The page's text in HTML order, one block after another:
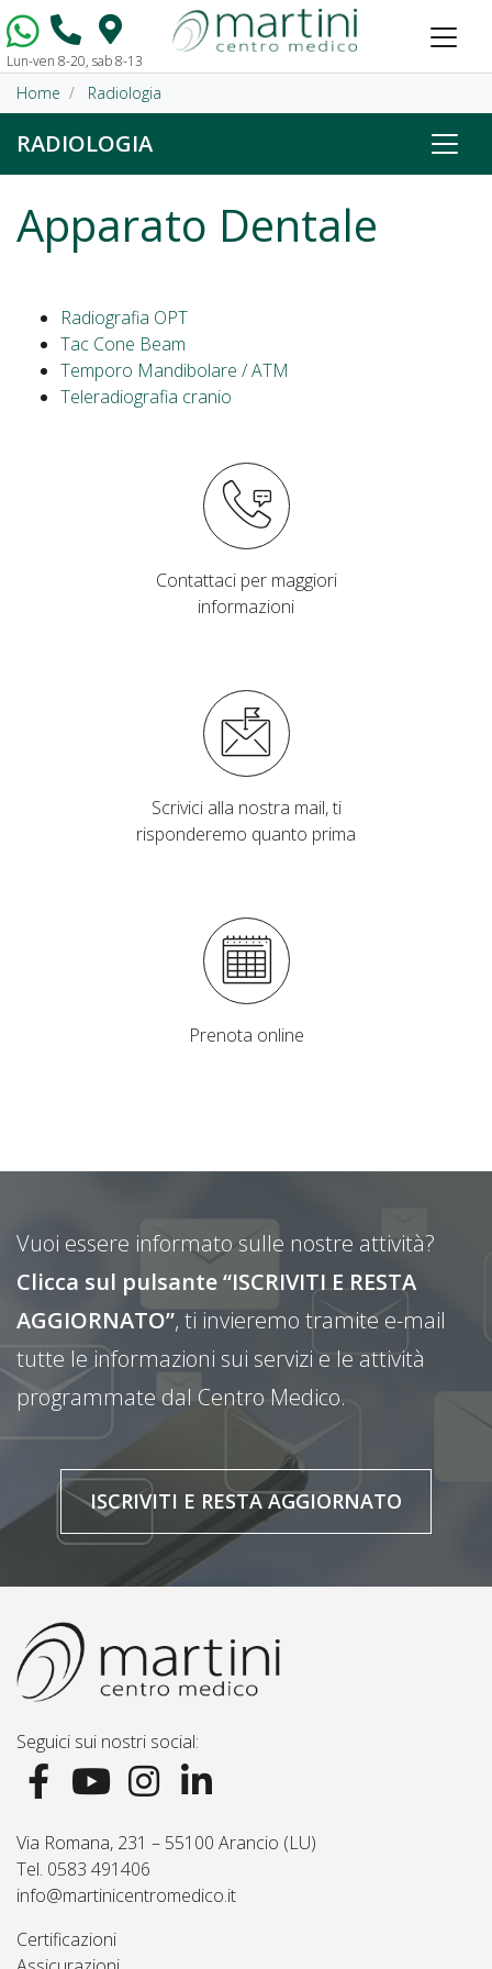
Vai al contenuto
Lun-ven 8-20, sab 8-13
Home Radiologia
RADIOLOGIA
Apparato Dentale
Radiografia OPT
Tac Cone Beam
Temporo Mandibolare / ATM
Teleradiografia cranio
Contattaci per maggiori
informazioni
Scrivici alla nostra mail, ti
risponderemo quanto prima
Prenota online
Vuoi essere informato sulle nostre attività?
Clicca sul pulsante “ISCRIVITI E RESTA
AGGIORNATO”, ti invieremo tramite e-mail
tutte le informazioni sui servizi e le attività
programmate dal Centro Medico.
ISCRIVITI E RESTA AGGIORNATO
Seguici sui nostri social:
Via Romana, 231 – 55100 Arancio (LU)
Tel. 0583 491406
info@martinicentromedico.it
Certificazioni